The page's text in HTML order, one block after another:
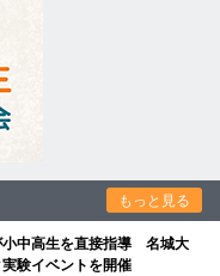
もっと見る
小中高生を直接指導 名城大
験イベントを開催